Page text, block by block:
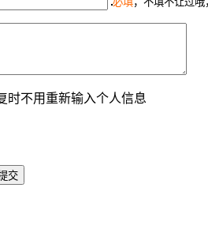
时不用重新输入个人信息